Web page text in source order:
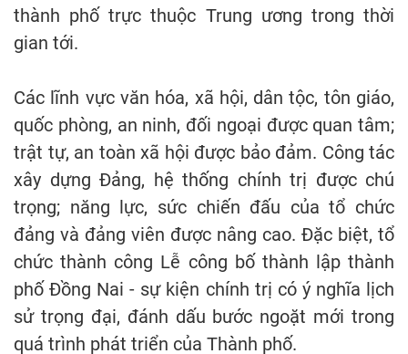
thành phố trực thuộc Trung ương trong thời
gian tới.
Các lĩnh vực văn hóa, xã hội, dân tộc, tôn giáo,
quốc phòng, an ninh, đối ngoại được quan tâm;
trật tự, an toàn xã hội được bảo đảm. Công tác
xây dựng Đảng, hệ thống chính trị được chú
trọng; năng lực, sức chiến đấu của tổ chức
đảng và đảng viên được nâng cao. Đặc biệt, tổ
chức thành công Lễ công bố thành lập thành
phố Đồng Nai - sự kiện chính trị có ý nghĩa lịch
sử trọng đại, đánh dấu bước ngoặt mới trong
quá trình phát triển của Thành phố.